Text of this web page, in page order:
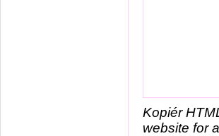
Kopiér
website for